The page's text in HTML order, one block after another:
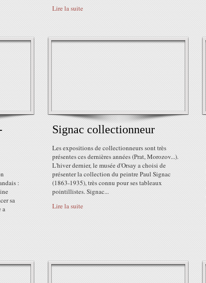
Lire la suite
:
sa
a
Signac collectionneur
Les expositions de collectionneurs sont très
présentes ces dernières années (Prat, Morozov...).
L'hiver dernier, le musée d'Orsay a choisi de
présenter la collection du peintre Paul Signac
(1863-1935), très connu pour ses tableaux
pointillistes. Signac...
Lire la suite